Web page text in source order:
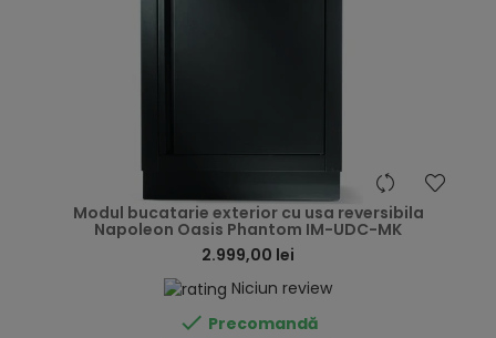
Modul bucatarie exterior cu usa reversibila
Napoleon Oasis Phantom IM-UDC-MK
2.999,00 lei
Niciun review
 Precomandă